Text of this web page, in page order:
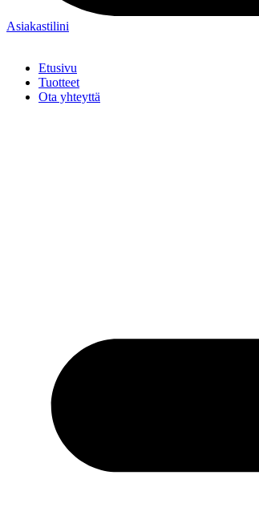
Asiakastilini
Etusivu
Tuotteet
Ota yhteyttä